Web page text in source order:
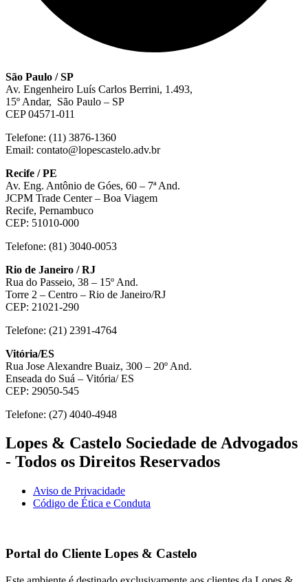
São Paulo / SP
Av. Engenheiro Luís Carlos Berrini, 1.493,
15º Andar, São Paulo – SP
CEP 04571-011
Telefone: (11) 3876-1360
Email: contato@lopescastelo.adv.br
Recife / PE
Av. Eng. Antônio de Góes, 60 – 7ª And.
JCPM Trade Center – Boa Viagem
Recife, Pernambuco
CEP: 51010-000
Telefone: (81) 3040-0053
Rio de Janeiro / RJ
Rua do Passeio, 38 – 15º And.
Torre 2 – Centro – Rio de Janeiro/RJ
CEP: 21021-290
Telefone: (21) 2391-4764
Vitória/ES
Rua Jose Alexandre Buaiz, 300 – 20º And.
Enseada do Suá – Vitória/ ES
CEP: 29050-545
Telefone: (27) 4040-4948
Lopes & Castelo Sociedade de Advogados
- Todos os Direitos Reservados
Aviso de Privacidade
Código de Ética e Conduta
Portal do Cliente Lopes & Castelo